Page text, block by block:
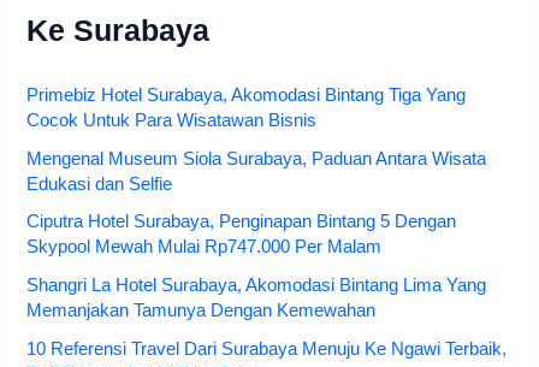
Ke Surabaya
Primebiz Hotel Surabaya, Akomodasi Bintang Tiga Yang
Cocok Untuk Para Wisatawan Bisnis
Mengenal Museum Siola Surabaya, Paduan Antara Wisata
Edukasi dan Selfie
Ciputra Hotel Surabaya, Penginapan Bintang 5 Dengan
Skypool Mewah Mulai Rp747.000 Per Malam
Shangri La Hotel Surabaya, Akomodasi Bintang Lima Yang
Memanjakan Tamunya Dengan Kemewahan
10 Referensi Travel Dari Surabaya Menuju Ke Ngawi Terbaik,